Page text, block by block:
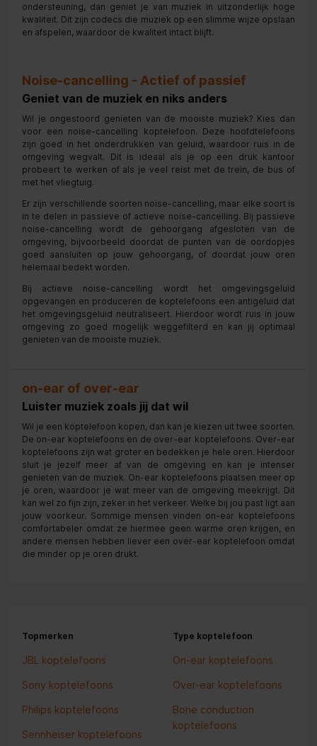
ondersteuning, dan geniet je van muziek in uitzonderlijk hoge
kwaliteit. Dit zijn codecs die muziek op een slimme wijze opslaan
en afspelen, waardoor de kwaliteit intact blijft.
Noise-cancelling - Actief of passief
Geniet van de muziek en niks anders
Wil je ongestoord genieten van de mooiste muziek? Kies dan
voor een noise-cancelling koptelefoon. Deze hoofdtelefoons
zijn goed in het onderdrukken van geluid, waardoor ruis in de
omgeving wegvalt. Dit is ideaal als je op een druk kantoor
probeert te werken of als je veel reist met de trein, de bus of
met het vliegtuig.
Er zijn verschillende soorten noise-cancelling, maar elke soort is
in te delen in passieve of actieve noise-cancelling. Bij passieve
noise-cancelling wordt de gehoorgang afgesloten van de
omgeving, bijvoorbeeld doordat de punten van de oordopjes
goed aansluiten op jouw gehoorgang, of doordat jouw oren
helemaal bedekt worden.
Bij actieve noise-cancelling wordt het omgevingsgeluid
opgevangen en produceren de koptelefoons een antigeluid dat
het omgevingsgeluid neutraliseert. Hierdoor wordt ruis in jouw
omgeving zo goed mogelijk weggefilterd en kan jij optimaal
genieten van de mooiste muziek.
on-ear of over-ear
Luister muziek zoals jij dat wil
Wil je een koptelefoon kopen, dan kan je kiezen uit twee soorten.
De on-ear koptelefoons en de over-ear koptelefoons. Over-ear
koptelefoons zijn wat groter en bedekken je hele oren. Hierdoor
sluit je jezelf meer af van de omgeving en kan je intenser
genieten van de muziek. On-ear koptelefoons plaatsen meer op
je oren, waardoor je wat meer van de omgeving meekrijgt. Dit
kan wel zo fijn zijn, zeker in het verkeer. Welke bij jou past ligt aan
jouw voorkeur. Sommige mensen vinden on-ear koptelefoons
comfortabeler omdat ze hiermee geen warme oren krijgen, en
andere mensen hebben liever een over-ear koptelefoon omdat
die minder op je oren drukt.
Topmerken
JBL koptelefoons
Sony koptelefoons
Philips koptelefoons
Sennheiser koptelefoons
Type koptelefoon
On-ear koptelefoons
Over-ear koptelefoons
Bone conduction
koptelefoons